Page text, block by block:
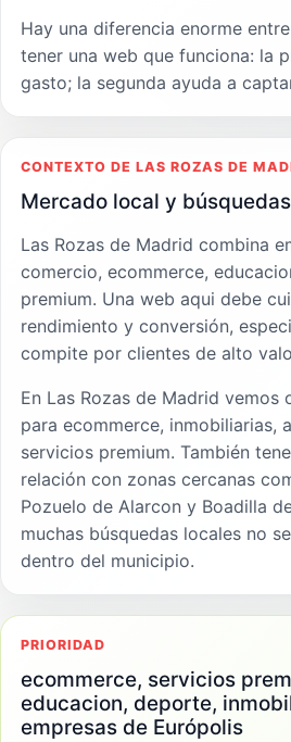
Hay una diferencia enorme
tener una web que funciona: la
gasto; la segunda ayuda a
CONTEXTO DE LAS ROZAS DE
Mercado local y
Las Rozas de Madrid combina
comercio, ecommerce,
premium. Una web aqui debe
rendimiento y conversión,
compite por clientes de alto
En Las Rozas de Madrid vemos
para ecommerce, inmobiliarias,
servicios premium. También
relación con zonas cercanas
Pozuelo de Alarcon y Boadilla
muchas búsquedas locales no
dentro del municipio.
PRIORIDAD
ecommerce, servicios
educacion, deporte,
empresas de Európolis